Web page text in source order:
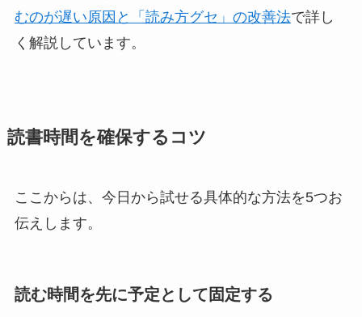
むのが遅い原因と「読み方グセ」の改善法で詳し
く解説しています。
読書時間を確保するコツ
ここからは、今日から試せる具体的な方法を5つお
伝えします。
読む時間を先に予定として固定する